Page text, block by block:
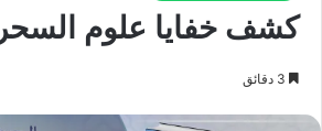
كشف خفايا علوم